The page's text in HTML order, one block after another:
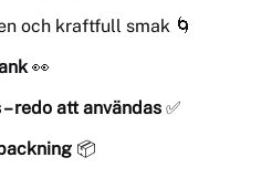
och kraftfull smak 🌀
👀
redo att användas ✅
📦